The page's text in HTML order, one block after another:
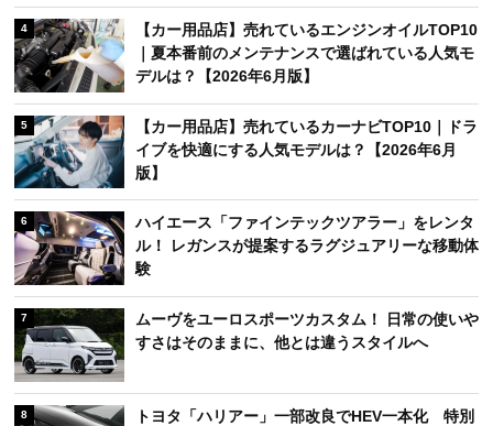
4
【カー用品店】売れているエンジンオイルTOP10
｜夏本番前のメンテナンスで選ばれている人気モ
デルは？【2026年6月版】
5
【カー用品店】売れているカーナビTOP10｜ドラ
イブを快適にする人気モデルは？【2026年6月
版】
6
ハイエース「ファインテックツアラー」をレンタ
ル！ レガンスが提案するラグジュアリーな移動体
験
7
ムーヴをユーロスポーツカスタム！ 日常の使いや
すさはそのままに、他とは違うスタイルへ
8
トヨタ「ハリアー」一部改良でHEV一本化 特別